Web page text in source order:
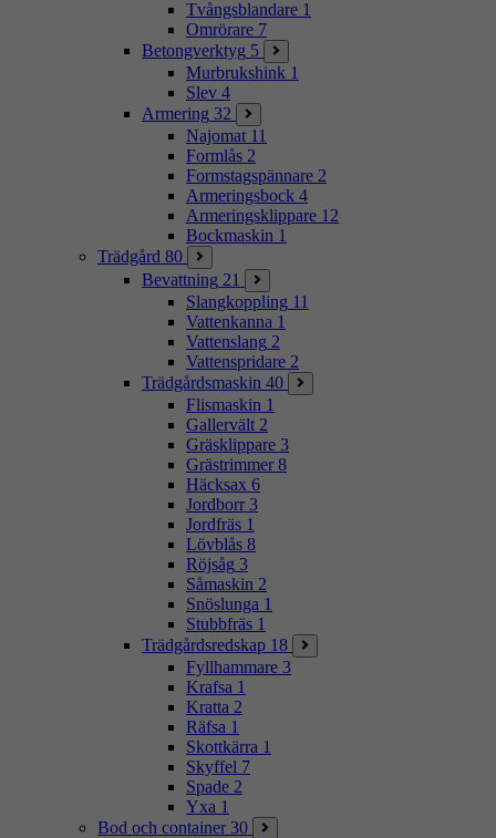
Tvångsblandare 1
Omrörare 7
Betongverktyg 5
Murbrukshink 1
Slev 4
Armering 32
Najomat 11
Formlås 2
Formstagspännare 2
Armeringsbock 4
Armeringsklippare 12
Bockmaskin 1
Trädgård 80
Bevattning 21
Slangkoppling 11
Vattenkanna 1
Vattenslang 2
Vattenspridare 2
Trädgårdsmaskin 40
Flismaskin 1
Gallervält 2
Gräsklippare 3
Grästrimmer 8
Häcksax 6
Jordborr 3
Jordfräs 1
Lövblås 8
Röjsåg 3
Såmaskin 2
Snöslunga 1
Stubbfräs 1
Trädgårdsredskap 18
Fyllhammare 3
Krafsa 1
Kratta 2
Räfsa 1
Skottkärra 1
Skyffel 7
Spade 2
Yxa 1
Bod och container 30